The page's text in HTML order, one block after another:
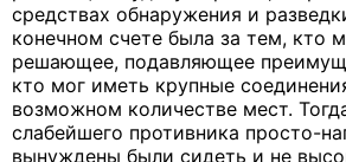
средствах обнаружения и
конечном счете была за тем, кто
решающее, подавляющее
кто мог иметь крупные
возможном количестве мест.
слабейшего противника просто-
вынуждены были сидеть и не